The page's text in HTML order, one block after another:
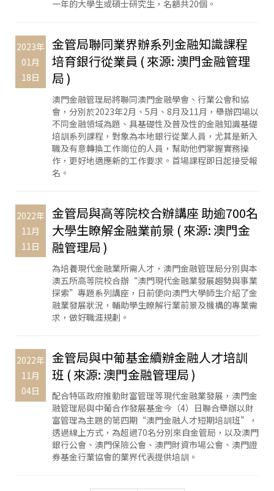
一年的大學生或碩士研究生，名額共20個。
2023年
01月
18日
金管局聯同業界辦系列金融知識課程
培育銀行從業員 ( 來源: 澳門金融管理
局 )
澳門金融管理局將聯同澳門金融學會、行業公會和協
會，分別於2023年2月、5月、8月及11月，舉辦四場以
不同金融領域為題、具基礎性及普及性的金融知識基礎
培訓系列課程，對象為本地銀行從業人員，尤其是新入
職及有意轉換工作崗位的人員，幫助他們掌握實務操
作，更好地適應新的工作要求。首場課程即日起接受報
名。
2022年
11月
11日
金管局與高等院校合辦講座 助逾700名
大學生瞭解金融業前景 ( 來源: 澳門金
融管理局 )
為培養現代金融業所需人才，澳門金融管理局分別與本
澳五所高等院校合辦“澳門現代金融業發展趨勢與事業
探索”專題系列講座，日前便向澳門大學師生介紹了金
融業發展狀況，輔助學生瞭解行業前景及機構的專業需
求，做好職涯規劃。
2022年
11月
04日
金管局與中葡基金續辦金融人才培訓
班 ( 來源: 澳門金融管理局 )
配合特區政府推動財富管理等現代金融業發展，澳門金
融管理局與中葡合作發展基金今（4）日聯合舉辦以財
富管理為主題的第四期“澳門金融人才短期培訓班”，
透過線上方式，為超過70名分別來自金管局，以及澳門
銀行公會、澳門保險公會、澳門財資市場公會、澳門證
券基金行業協會的業界代表提供培訓。